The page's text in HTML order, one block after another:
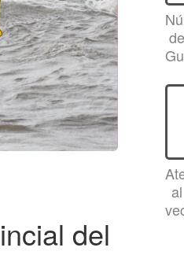
del
de
al